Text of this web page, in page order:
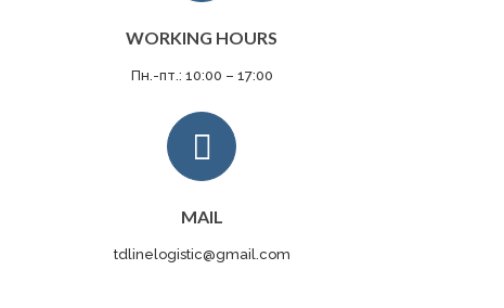
WORKING HOURS
Пн.-пт.: 10:00 – 17:00
MAIL
tdlinelogistic@gmail.com